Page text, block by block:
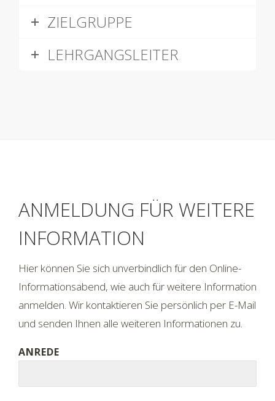
ZIELGRUPPE
LEHRGANGSLEITER
ANMELDUNG FÜR WEITERE
INFORMATION
Hier können Sie sich unverbindlich für den Online-
Informationsabend, wie auch für weitere Information
anmelden. Wir kontaktieren Sie persönlich per E-Mail
und senden Ihnen alle weiteren Informationen zu.
ANREDE